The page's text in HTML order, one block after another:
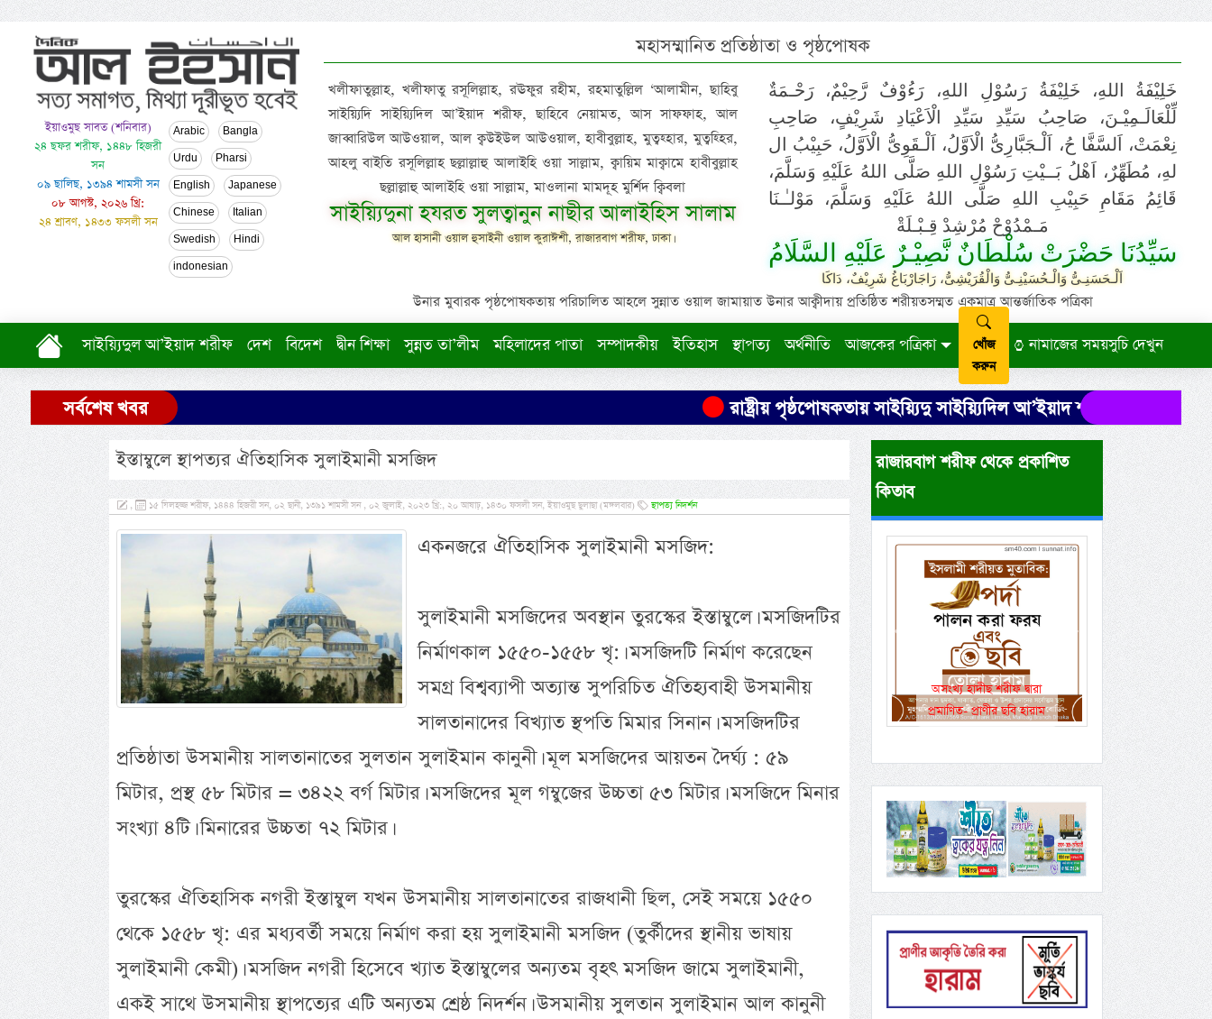
ইয়াওমুছ সাবত (শনিবার)
২৪ ছফর শরীফ, ১৪৪৮ হিজরী
সন
০৯ ছালিছ, ১৩৯৪ শামসী সন
০৮ আগস্ট, ২০২৬ খ্রি:
২৪ শ্রাবণ, ১৪৩৩ ফসলী সন
Arabic Bangla
Urdu Pharsi
English Japanese
Chinese Italian
Swedish Hindi
indonesian
মহাসম্মানিত প্রতিষ্ঠাতা ও পৃষ্ঠপোষক
খলীফাতুল্লাহ, খলীফাতু রসূলিল্লাহ, রঊফুর রহীম, রহমাতুল্লিল ‘আলামীন, ছাহিবু
সাইয়্যিদি সাইয়্যিদিল আ’ইয়াদ শরীফ, ছাহিবে নেয়ামত, আস সাফফাহ, আল
জাব্বারিউল আউওয়াল, আল ক্বউইউল আউওয়াল, হাবীবুল্লাহ, মুত্বহ্হার, মুত্বহ্হির,
আহলু বাইতি রসূলিল্লাহ ছল্লাল্লাহু আলাইহি ওয়া সাল্লাম, ক্বায়িম মাক্বামে হাবীবুল্লাহ
ছল্লাল্লাহু আলাইহি ওয়া সাল্লাম, মাওলানা মামদূহ মুর্শিদ ক্বিবলা
সাইয়্যিদুনা হযরত সুলত্বানুন নাছীর আলাইহিস সালাম
আল হাসানী ওয়াল হুসাইনী ওয়াল কুরাঈশী, রাজারবাগ শরীফ, ঢাকা।
خَلِيْفَةُ اللهِ، خَلِيْفَةُ رَسُوْلِ اللهِ، رَءُوْفٌ رَّحِيْمٌ، رَحْـمَةٌ
لِّلْعَالَـمِيْـنَ، صَاحِبُ سَيِّدِ سَيِّدِ الْاَعْيَادِ شَرِيْفٍ، صَاحِبِ
نِعْمَتْ، اَلسَّفَّا حُ، اَلْـجَبَّارِىُّ الْاَوَّلُ، اَلْـقَوِىُّ الْاَوَّلُ، حَبِيْبُ ال
لهِ، مُطَهِّرٌ، اَهْلُ بَــيْتِ رَسُوْلِ اللهِ صَلَّى اللهُ عَلَيْهِ وَسَلَّمَ،
قَائِمُ مَقَامِ حَبِيْبِ اللهِ صَلَّى اللهُ عَلَيْهِ وَسَلَّمَ، مَوْلـٰـنَا
مَـمْدُوْحْ مُرْشِدْ قِـبْـلَةْ
سَيِّدُنَا حَضْرَتْ سُلْطَانٌ نَّصِيْـرٌ عَلَيْهِ السَّلَامُ
اَلْـحَسَنِـىُّ وَالْـحُسَيْنِـىُّ وَالْقُرَيْشِىُّ، رَاجَارْبَاغُ شَرِيْفٌ، دَاكَا
উনার মুবারক পৃষ্ঠপোষকতায় পরিচালিত আহলে সুন্নাত ওয়াল জামায়াত উনার আক্বীদায় প্রতিষ্ঠিত শরীয়তসম্মত একমাত্র আন্তর্জাতিক পত্রিকা
সাইয়্যিদুল আ’ইয়াদ শরীফ দেশ বিদেশ দ্বীন শিক্ষা সুন্নত তা’লীম মহিলাদের পাতা সম্পাদকীয় ইতিহাস স্থাপত্য অর্থনীতি আজকের পত্রিকা
খোঁজ
করুন
নামাজের সময়সুচি দেখুন
সর্বশেষ খবর রাষ্ট্রীয় পৃষ্ঠপোষকতায় সাইয়্যিদু সাইয়্যিদিল আ’ইয়াদ শরীফ (১২ই রবীউল
ইস্তাম্বুলে স্থাপত্যর ঐতিহাসিক সুলাইমানী মসজিদ
, ১৫ যিলহজ্জ শরীফ, ১৪৪৪ হিজরী সন, ০২ ছানী, ১৩৯১ শামসী সন , ০২ জুলাই, ২০২৩ খ্রি:, ২০ আষাঢ়, ১৪৩০ ফসলী সন, ইয়াওমুছ ছুলাছা (মঙ্গলবার) স্থাপত্য নিদর্শন
একনজরে ঐতিহাসিক সুলাইমানী মসজিদ:
সুলাইমানী মসজিদের অবস্থান তুরস্কের ইস্তাম্বুলে। মসজিদটির
নির্মাণকাল ১৫৫০-১৫৫৮ খৃ:। মসজিদটি নির্মাণ করেছেন
সমগ্র বিশ্বব্যাপী অত্যান্ত সুপরিচিত ঐতিহ্যবাহী উসমানীয়
সালতানাদের বিখ্যাত স্থপতি মিমার সিনান। মসজিদটির
প্রতিষ্ঠাতা উসমানীয় সালতানাতের সুলতান সুলাইমান কানুনী। মূল মসজিদের আয়তন দৈর্ঘ্য : ৫৯
মিটার, প্রস্থ ৫৮ মিটার = ৩৪২২ বর্গ মিটার। মসজিদের মূল গম্বুজের উচ্চতা ৫৩ মিটার। মসজিদে মিনার
সংখ্যা ৪টি। মিনারের উচ্চতা ৭২ মিটার।
তুরস্কের ঐতিহাসিক নগরী ইস্তাম্বুল যখন উসমানীয় সালতানাতের রাজধানী ছিল, সেই সময়ে ১৫৫০
থেকে ১৫৫৮ খৃ: এর মধ্যবর্তী সময়ে নির্মাণ করা হয় সুলাইমানী মসজিদ (তুর্কীদের স্থানীয় ভাষায়
সুলাইমানী কেমী)। মসজিদ নগরী হিসেবে খ্যাত ইস্তাম্বুলের অন্যতম বৃহৎ মসজিদ জামে সুলাইমানী,
একই সাথে উসমানীয় স্থাপত্যের এটি অন্যতম শ্রেষ্ঠ নিদর্শন। উসমানীয় সুলতান সুলাইমান আল কানুনী
রাজারবাগ শরীফ থেকে প্রকাশিত
কিতাব
অসংখ্য হাদীছ শরীফ দ্বারা
প্রমাণিত- প্রাণীর ছবি হারাম
একই রানওয়েতে সামরিক-
বেসামরিক ফ্লাইট!